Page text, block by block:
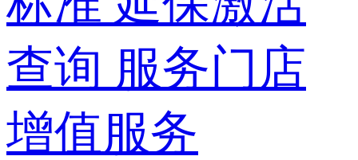
查询 服务门店
增值服务